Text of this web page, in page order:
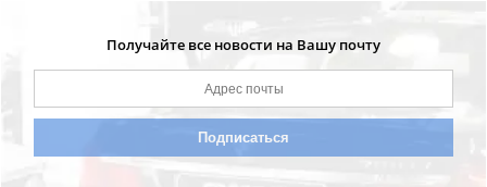
Получайте все новости на Вашу почту